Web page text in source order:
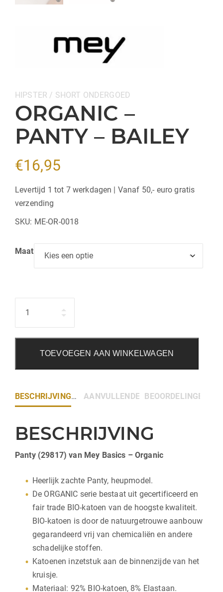
Categorieën:
HIPSTER / SHORT ONDERGOED
ORGANIC –
PANTY – BAILEY
€16,95
Levertijd 1 tot 7 werkdagen | Vanaf 50,- euro gratis
verzending
SKU: ME-OR-0018
Maat
TOEVOEGEN AAN WINKELWAGEN
BESCHRIJVING AANVULLENDE INFORMATIE
BEOORDELINGEN (0)
BESCHRIJVING
Panty (29817) van Mey Basics – Organic
Heerlijk zachte Panty, heupmodel.
De ORGANIC serie bestaat uit gecertificeerd en
fair trade BIO-katoen van de hoogste kwaliteit.
BIO-katoen is door de natuurgetrouwe aanbouw
gegarandeerd vrij van chemicaliën en andere
schadelijke stoffen.
Katoenen inzetstuk aan de binnenzijde van het
kruisje.
Materiaal: 92% BIO-katoen, 8% Elastaan.